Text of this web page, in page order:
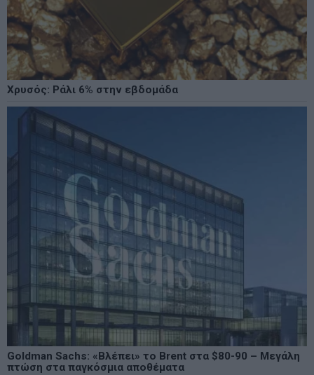
Χρυσός: Ράλι 6% στην εβδομάδα
Goldman Sachs: «Βλέπει» το Brent στα $80-90 – Μεγάλη
πτώση στα παγκόσμια αποθέματα